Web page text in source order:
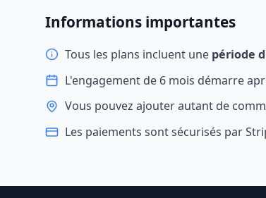
Informations importantes
Tous les plans incluent une période
L'engagement de 6 mois démarre
Vous pouvez ajouter autant de
Les paiements sont sécurisés par